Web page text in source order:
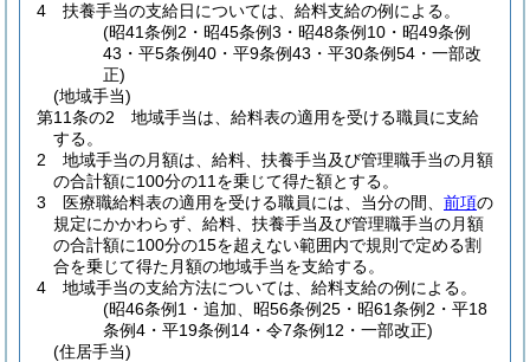
4
扶養手当の支給日については、給料支給の例による。
(昭41条例2・昭45条例3・昭48条例10・昭49条例
43・平5条例40・平9条例43・平30条例54・一部改
正)
(地域手当)
第11条の2
地域手当は、給料表の適用を受ける職員に支給
する。
2
地域手当の月額は、給料、扶養手当及び管理職手当の月額
の合計額に100分の11を乗じて得た額とする。
3
医療職給料表の適用を受ける職員には、当分の間、 前項の
規定にかかわらず、給料、扶養手当及び管理職手当の月額
の合計額に100分の15を超えない範囲内で規則で定める割
合を乗じて得た月額の地域手当を支給する。
4
地域手当の支給方法については、給料支給の例による。
(昭46条例1・追加、昭56条例25・昭61条例2・平18
条例4・平19条例14・令7条例12・一部改正)
(住居手当)